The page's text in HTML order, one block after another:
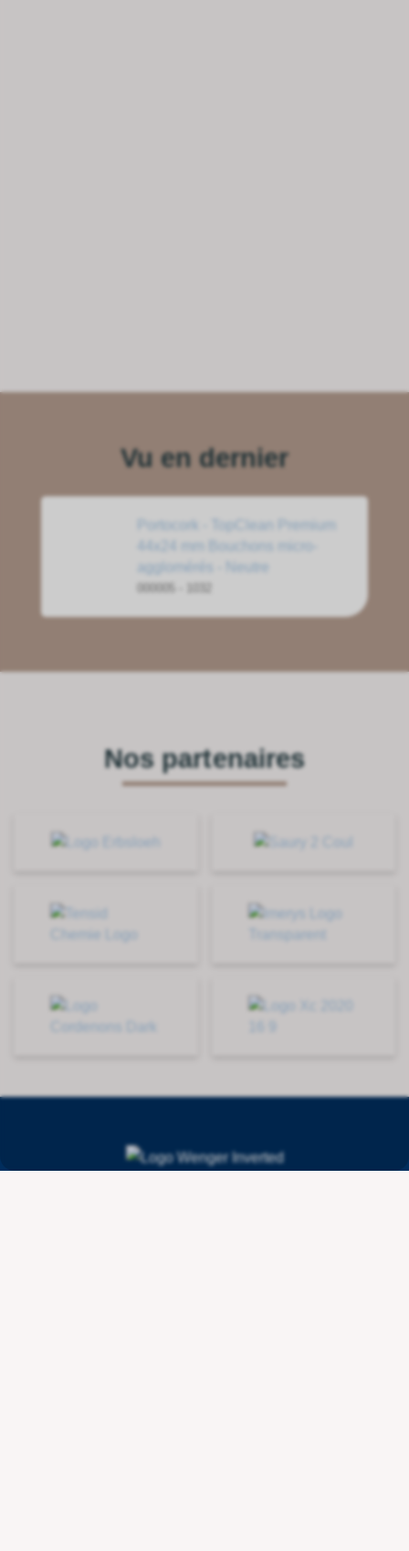
Vu en dernier
Portocork - TopClean Premium
44x24 mm Bouchons micro-
agglomérés - Neutre
Nos partenaires